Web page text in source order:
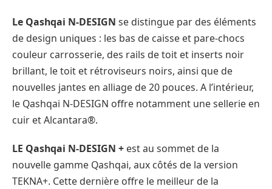
Le Qashqai N-DESIGN se distingue par des éléments
de design uniques : les bas de caisse et pare-chocs
couleur carrosserie, des rails de toit et inserts noir
brillant, le toit et rétroviseurs noirs, ainsi que de
nouvelles jantes en alliage de 20 pouces. A l’intérieur,
le Qashqai N-DESIGN offre notamment une sellerie en
cuir et Alcantara®.
LE Qashqai N-DESIGN + est au sommet de la
nouvelle gamme Qashqai, aux côtés de la version
TEKNA+. Cette dernière offre le meilleur de la